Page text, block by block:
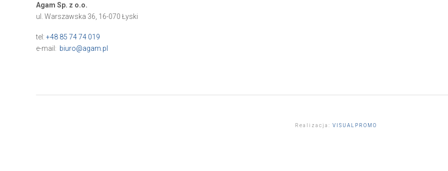
Agam Sp. z o.o.
ul. Warszawska 36, 16-070 Łyski
tel: +48 85 74 74 019
e-mail: biuro@agam.pl
Realizacja: VISUALPROMO